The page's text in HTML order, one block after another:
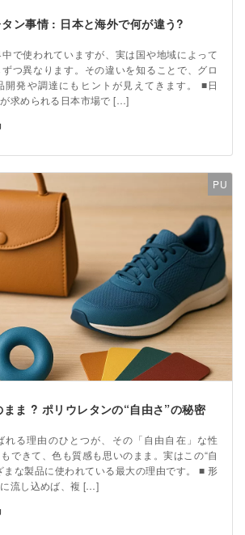
ン事情 : 日本と海外で何が違う?
で使われていますが、実は国や地域によって
つ異なります。その違いを知ることで、グロ
開発や調達にもヒントが見えてきます。 ■日
求められる日本市場で […]
PU
ま ? ポリウレタンの“自由さ”の秘密
れる理由のひとつが、その「自由自在」な性
できて、色も質感も思いのまま。実はこの“自
まな製品に使われている最大の理由です。 ■ 形
流し込めば、複 […]